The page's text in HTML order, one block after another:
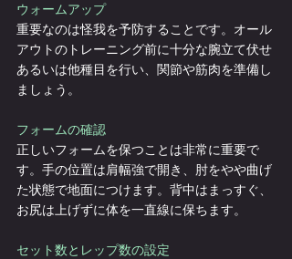
ウォームアップ
重要なのは怪我を予防することです。オール
アウトのトレーニング前に十分な腕立て伏せ
あるいは他種目を行い、関節や筋肉を準備し
ましょう。
フォームの確認
正しいフォームを保つことは非常に重要で
す。手の位置は肩幅強で開き、肘をやや曲げ
た状態で地面につけます。背中はまっすぐ、
お尻は上げずに体を一直線に保ちます。
セット数とレップ数の設定